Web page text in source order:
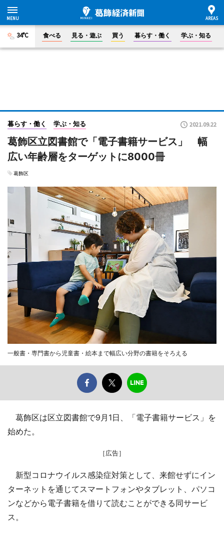
34°C 食べる 見る・遊ぶ 買う 暮らす・働く 学ぶ・知る
暮らす・働く 学ぶ・知る 2021.09.22
葛飾区立図書館で「電子書籍サービス」 幅
広い年齢層をターゲットに8000冊
葛飾区
一般書・専門書から児童書・絵本まで幅広い分野の書籍をそろえる
葛飾区は区立図書館で9月1日、「電子書籍サービス」を
始めた。
［広告］
新型コロナウイルス感染症対策として、来館せずにイン
ターネットを通じてスマートフォンやタブレット、パソコ
ンなどから電子書籍を借りて読むことができる同サービ
ス。